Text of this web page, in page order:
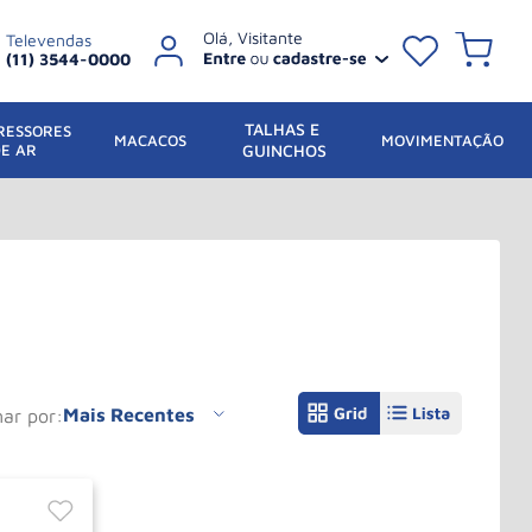
Televendas
(11) 3544-0000
AR
MACACOS
TALHAS E
GUINCHOS
MOVIMENTAÇÃO
por Mais Recentes